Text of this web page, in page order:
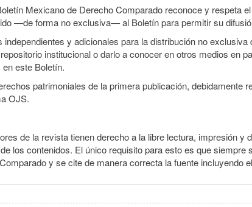
Mexicano de Derecho Comparado reconoce y respeta
—de forma no exclusiva— al Boletín para permitir su
y adicionales para la distribución no
institucional o darlo a conocer en otros medios en
este Boletín.
patrimoniales de la primera publicación, debidamente
OJS.
de la revista tienen derecho a la libre lectura, impresión y
los contenidos. El único requisito para esto es que
y se cite de manera correcta la fuente incluyendo